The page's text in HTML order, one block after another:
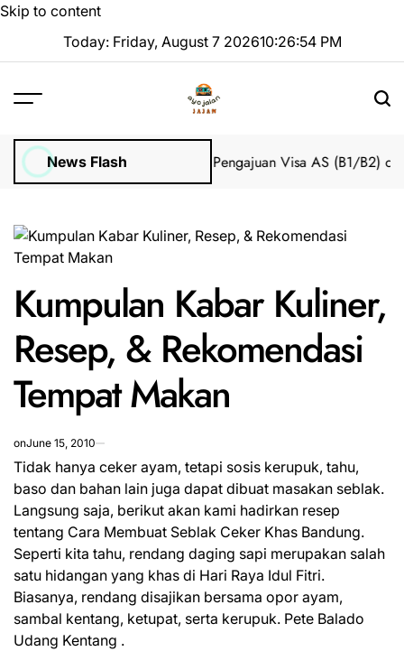
Skip to content
Today: Friday, August 7 202610:26:54 PM
News Flash
2025 Tanpa Stres Bantuan Pengajuan Visa AS (B1/B2) dari
Kumpulan Kabar Kuliner,
Resep, & Rekomendasi
Tempat Makan
onJune 15, 2010
Tidak hanya ceker ayam, tetapi sosis kerupuk, tahu,
baso dan bahan lain juga dapat dibuat masakan seblak.
Langsung saja, berikut akan kami hadirkan resep
tentang Cara Membuat Seblak Ceker Khas Bandung.
Seperti kita tahu, rendang daging sapi merupakan salah
satu hidangan yang khas di Hari Raya Idul Fitri.
Biasanya, rendang disajikan bersama opor ayam,
sambal kentang, ketupat, serta kerupuk. Pete Balado
Udang Kentang .